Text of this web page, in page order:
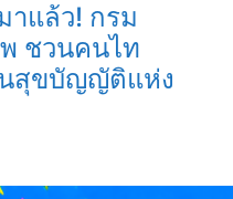
าแล้ว! กรม
ชวนคนไท
นสุขบัญญัติแห่ง